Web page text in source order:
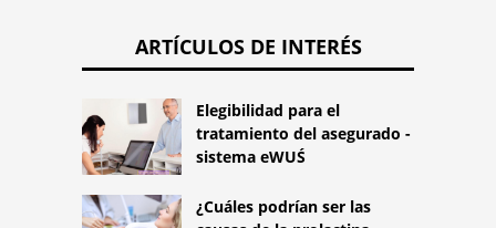
ARTÍCULOS DE INTERÉS
Elegibilidad para el
tratamiento del asegurado -
sistema eWUŚ
¿Cuáles podrían ser las